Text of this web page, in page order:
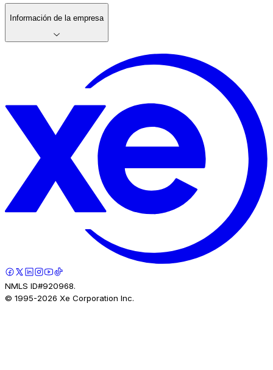
Información de la empresa
NMLS ID#920968.
© 1995-2026 Xe Corporation Inc.